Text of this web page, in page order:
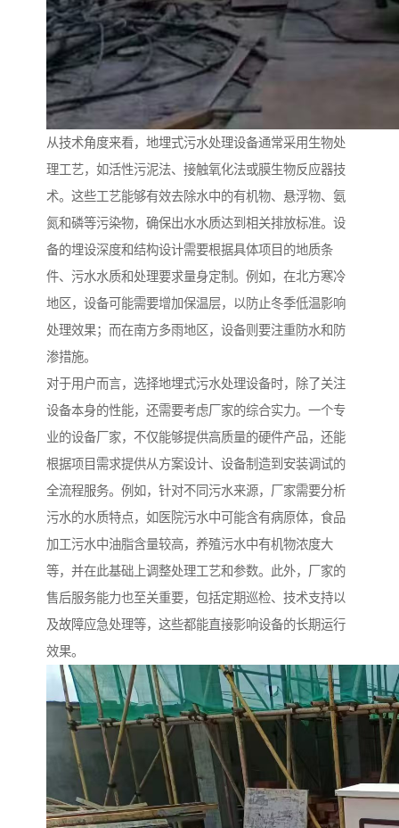
从技术角度来看，地埋式污水处理设备通常采用生物处
理工艺，如活性污泥法、接触氧化法或膜生物反应器技
术。这些工艺能够有效去除水中的有机物、悬浮物、氨
氮和磷等污染物，确保出水水质达到相关排放标准。设
备的埋设深度和结构设计需要根据具体项目的地质条
件、污水水质和处理要求量身定制。例如，在北方寒冷
地区，设备可能需要增加保温层，以防止冬季低温影响
处理效果；而在南方多雨地区，设备则要注重防水和防
渗措施。
对于用户而言，选择地埋式污水处理设备时，除了关注
设备本身的性能，还需要考虑厂家的综合实力。一个专
业的设备厂家，不仅能够提供高质量的硬件产品，还能
根据项目需求提供从方案设计、设备制造到安装调试的
全流程服务。例如，针对不同污水来源，厂家需要分析
污水的水质特点，如医院污水中可能含有病原体，食品
加工污水中油脂含量较高，养殖污水中有机物浓度大
等，并在此基础上调整处理工艺和参数。此外，厂家的
售后服务能力也至关重要，包括定期巡检、技术支持以
及故障应急处理等，这些都能直接影响设备的长期运行
效果。